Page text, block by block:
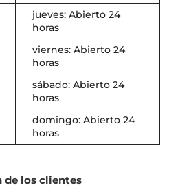
jueves: Abierto 24
horas
viernes: Abierto 24
horas
sábado: Abierto 24
horas
domingo: Abierto 24
horas
de los clientes